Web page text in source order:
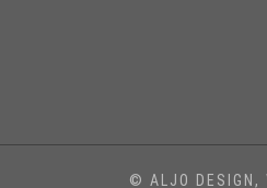
© ALJO DESIGN,